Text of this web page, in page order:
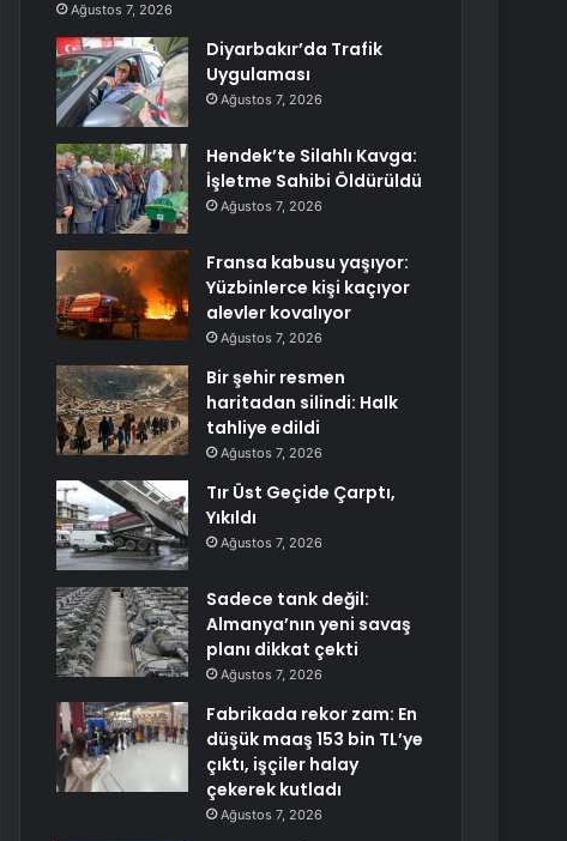
Ağustos 7, 2026
Diyarbakır’da Trafik
Uygulaması
Ağustos 7, 2026
Hendek’te Silahlı Kavga:
İşletme Sahibi Öldürüldü
Ağustos 7, 2026
Fransa kabusu yaşıyor:
Yüzbinlerce kişi kaçıyor
alevler kovalıyor
Ağustos 7, 2026
Bir şehir resmen
haritadan silindi: Halk
tahliye edildi
Ağustos 7, 2026
Tır Üst Geçide Çarptı,
Yıkıldı
Ağustos 7, 2026
Sadece tank değil:
Almanya’nın yeni savaş
planı dikkat çekti
Ağustos 7, 2026
Fabrikada rekor zam: En
düşük maaş 153 bin TL’ye
çıktı, işçiler halay
çekerek kutladı
Ağustos 7, 2026